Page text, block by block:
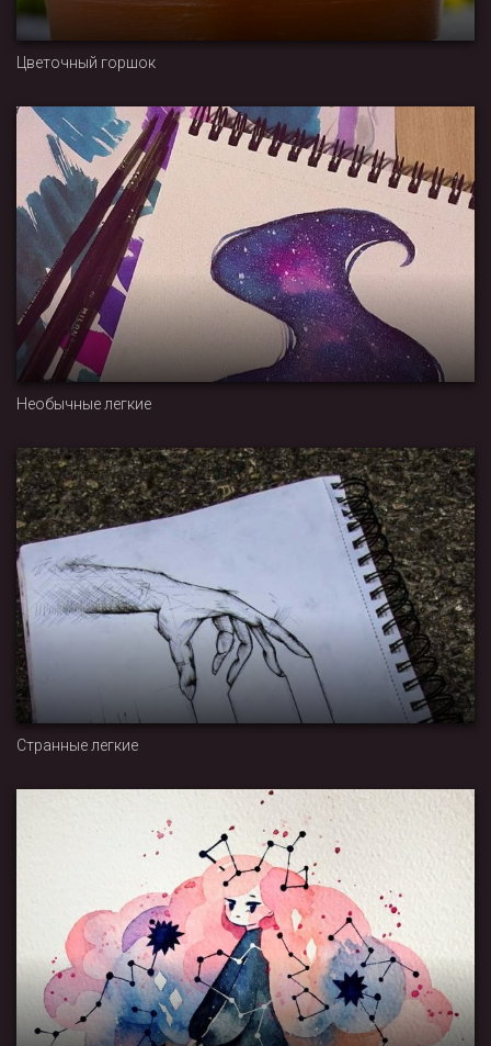
Цветочный горшок
Необычные легкие
Странные легкие